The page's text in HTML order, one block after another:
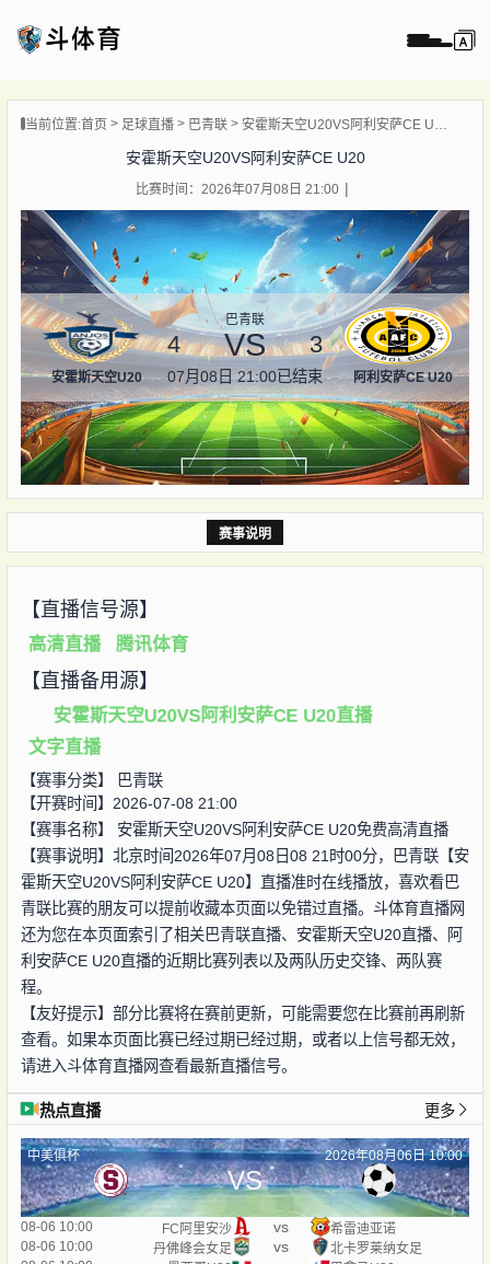
播
像
闻
当前位置:首页 足球直播 巴青联 安霍斯天空U20VS阿利安萨CE U20
安霍斯天空U20VS阿利安萨CE U20
比赛时间：2026年07月08日 21:00
安霍斯天空U20
巴青联
4 VS 3
07月08日 21:00已结束 阿利安萨CE U20
赛事说明
【直播信号源】
高清直播 腾讯体育
【直播备用源】
安霍斯天空U20VS阿利安萨CE U20直播
文字直播
【赛事分类】
巴青联
【开赛时间】2026-07-08 21:00
【赛事名称】 安霍斯天空U20VS阿利安萨CE U20免费高清直播
【赛事说明】北京时间2026年07月08日08 21时00分，巴青联【安
霍斯天空U20VS阿利安萨CE U20】直播准时在线播放，喜欢看巴
青联比赛的朋友可以提前收藏本页面以免错过直播。斗体育直播网
还为您在本页面索引了相关巴青联直播、安霍斯天空U20直播、阿
利安萨CE U20直播的近期比赛列表以及两队历史交锋、两队赛
程。
【友好提示】部分比赛将在赛前更新，可能需要您在比赛前再刷新
查看。如果本页面比赛已经过期已经过期，或者以上信号都无效，
请进入斗体育直播网查看最新直播信号。
热点直播 更多
中美俱杯 2026年08月06日 10:00
VS
08-06 10:00 FC阿里安沙 vs
希雷迪亚诺
08-06 10:00
丹佛峰会女足 vs
北卡罗莱纳女足